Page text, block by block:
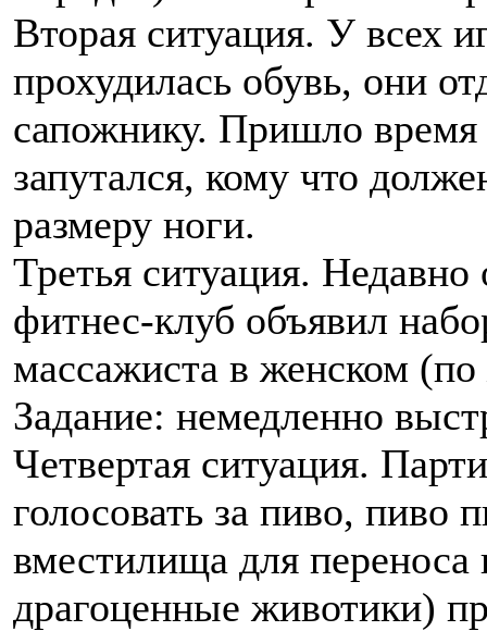
Вторая ситуация. У всех
прохудилась обувь, они
сапожнику. Пришло время
запутался, кому что
размеру ноги.
Третья ситуация.
фитнес-клуб объявил
массажиста в женском
Задание: немедленно
Четвертая ситуация.
голосовать за пиво, пиво
вместилища для
драгоценные животики)